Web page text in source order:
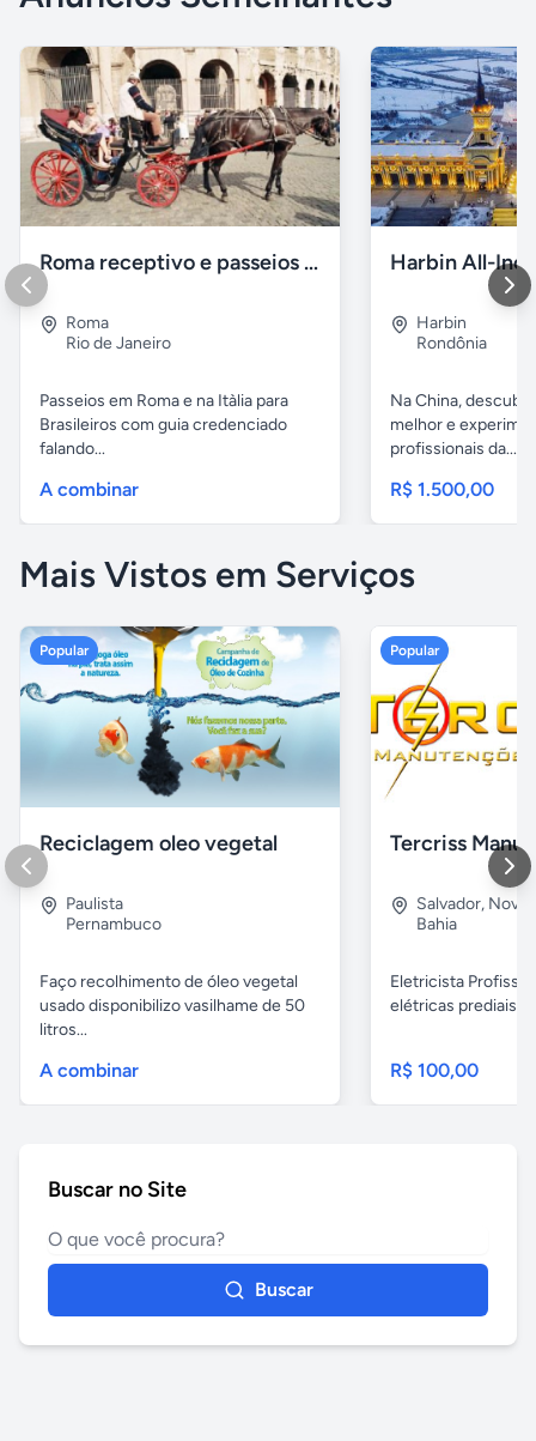
Roma receptivo e passeios com guia em portugues
Roma
Rio de Janeiro
Passeios em Roma e na Itàlia para
Brasileiros com guia credenciado
falando...
A combinar
Harbin
Rondônia
Na China,
melhor e
profissionais da...
R$ 1.500,00
Mais Vistos em Serviços
Popular
Reciclagem oleo vegetal
Paulista
Pernambuco
Faço recolhimento de óleo vegetal
usado disponibilizo vasilhame de 50
litros...
A combinar
Popular
Salvador, Nova
Bahia
Eletricista
elétricas prediais e
R$ 100,00
Buscar no Site
Buscar